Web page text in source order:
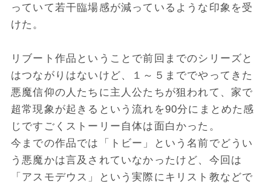
っていて若干臨場感が減っているような印象を受
けた。
リブート作品ということで前回までのシリーズと
はつながりはないけど、１～５まででやってきた
悪魔信仰の人たちに主人公たちが狙われて、家で
超常現象が起きるという流れを90分にまとめた感
じですごくストーリー自体は面白かった。
今までの作品では「トビー」という名前でどうい
う悪魔かは言及されていなかったけど、今回は
「アスモデウス」という実際にキリスト教などで